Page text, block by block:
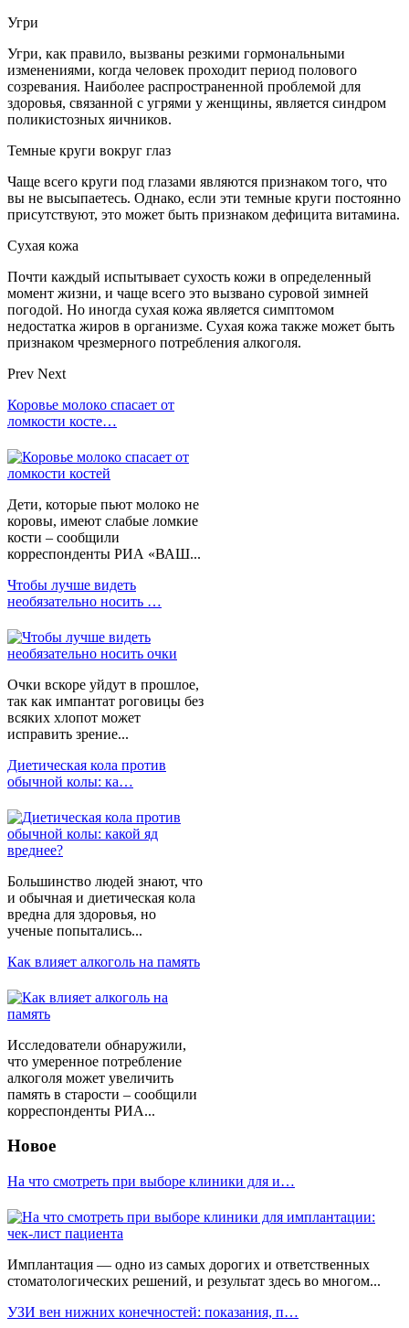
Угри
Угри, как правило, вызваны резкими гормональными
изменениями, когда человек проходит период полового
созревания. Наиболее распространенной проблемой для
здоровья, связанной с угрями у женщины, является синдром
поликистозных яичников.
Темные круги вокруг глаз
Чаще всего круги под глазами являются признаком того, что
вы не высыпаетесь. Однако, если эти темные круги постоянно
присутствуют, это может быть признаком дефицита витамина.
Сухая кожа
Почти каждый испытывает сухость кожи в определенный
момент жизни, и чаще всего это вызвано суровой зимней
погодой. Но иногда сухая кожа является симптомом
недостатка жиров в организме. Сухая кожа также может быть
признаком чрезмерного потребления алкоголя.
Prev Next
Коровье молоко спасает от
ломкости косте…
Дети, которые пьют молоко не
коровы, имеют слабые ломкие
кости – сообщили
корреспонденты РИА «ВАШ...
Чтобы лучше видеть
необязательно носить …
Очки вскоре уйдут в прошлое,
так как импантат роговицы без
всяких хлопот может
исправить зрение...
Диетическая кола против
обычной колы: ка…
Большинство людей знают, что
и обычная и диетическая кола
вредна для здоровья, но
ученые попытались...
Как влияет алкоголь на память
Исследователи обнаружили,
что умеренное потребление
алкоголя может увеличить
память в старости – сообщили
корреспонденты РИА...
Новое
На что смотреть при выборе клиники для и…
Имплантация — одно из самых дорогих и ответственных
стоматологических решений, и результат здесь во многом...
УЗИ вен нижних конечностей: показания, п…